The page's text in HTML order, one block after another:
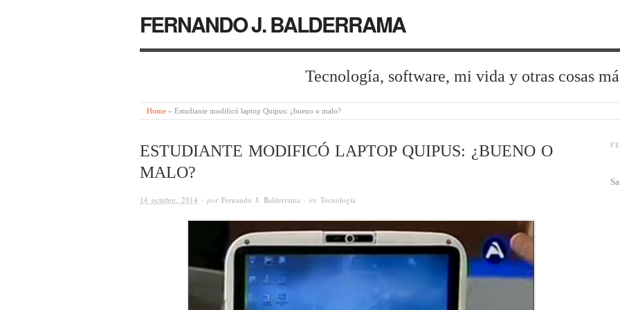
FERNANDO J. BALDERRAMA
Tecnología, software, mi vida y otras cosas
Home » Estudiante modificó laptop Quipus: ¿bueno o malo?
ESTUDIANTE MODIFICÓ LAPTOP QUIPUS: ¿BUENO O
MALO?
14 octubre, 2014 · por Fernando J. Balderrama · en Tecnología